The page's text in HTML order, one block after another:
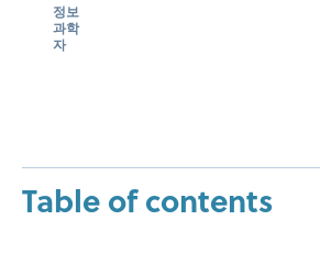
정보
과학
자
Table of contents